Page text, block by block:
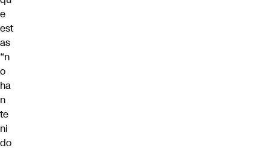
e
est
as
“n
o
ha
n
te
ni
do